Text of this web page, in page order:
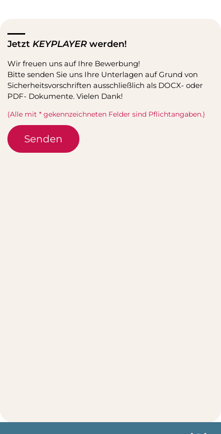
Jetzt KEYPLAYER werden!
Wir freuen uns auf Ihre Bewerbung!
Bitte senden Sie uns Ihre Unterlagen auf Grund von
Sicherheitsvorschriften ausschließlich als DOCX- oder
PDF- Dokumente. Vielen Dank!
(Alle mit * gekennzeichneten Felder sind Pflichtangaben.)
Senden